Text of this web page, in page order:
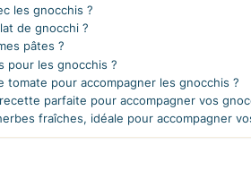
les gnocchis ?
de gnocchi ?
pâtes ?
pour les gnocchis ?
pour accompagner les gnocchis ?
parfaite pour accompagner vos
fraîches, idéale pour accompagner